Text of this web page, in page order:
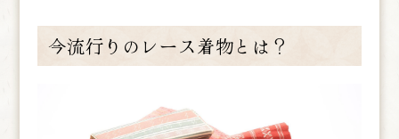
今流行りのレース着物とは？